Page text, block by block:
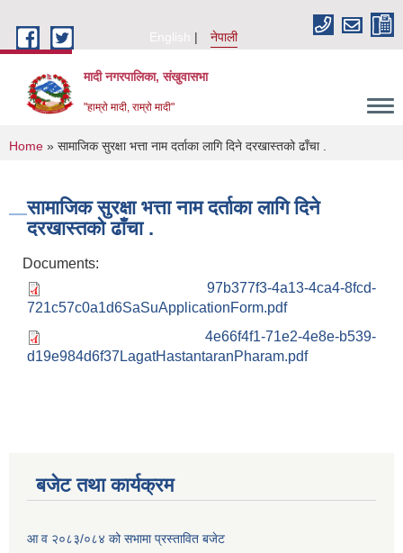
English
नेपाली
मादी नगरपालिका, संखुवासभा
"हाम्रो मादी, राम्रो मादी"
You are here
Home » सामाजिक सुरक्षा भत्ता नाम दर्ताका लागि दिने दरखास्तको ढाँचा .
सामाजिक सुरक्षा भत्ता नाम दर्ताका लागि दिने
दरखास्तको ढाँचा .
Documents:
97b377f3-4a13-4ca4-8fcd-
721c57c0a1d6SaSuApplicationForm.pdf
4e66f4f1-71e2-4e8e-b539-
d19e984d6f37LagatHastantaranPharam.pdf
बजेट तथा कार्यक्रम
आ व २०८३/०८४ को सभामा प्रस्तावित बजेट